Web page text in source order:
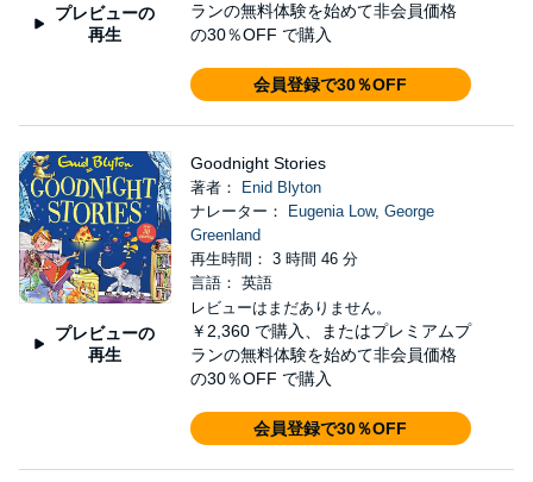
プレビューの
再生
ランの無料体験を始めて非会員価格
の30％OFF で購入
会員登録で30％OFF
プレビューの
再生
Goodnight Stories
著者：
Enid Blyton
ナレーター：
Eugenia Low, George
Greenland
再生時間： 3 時間 46 分
言語： 英語
レビューはまだありません。
￥2,360 で購入、またはプレミアムプ
ランの無料体験を始めて非会員価格
の30％OFF で購入
会員登録で30％OFF